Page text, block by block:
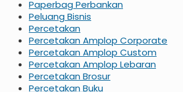
Paperbag Perbankan
Peluang Bisnis
Percetakan
Percetakan Amplop Corporate
Percetakan Amplop Custom
Percetakan Amplop Lebaran
Percetakan Brosur
Percetakan Buku